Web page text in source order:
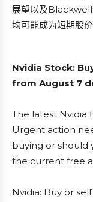
展望以及
均可能成为短期股价
Nvidia Stock:
from August 7
The latest Nvidia
Urgent action
buying or should
the current free
Nvidia: Buy or